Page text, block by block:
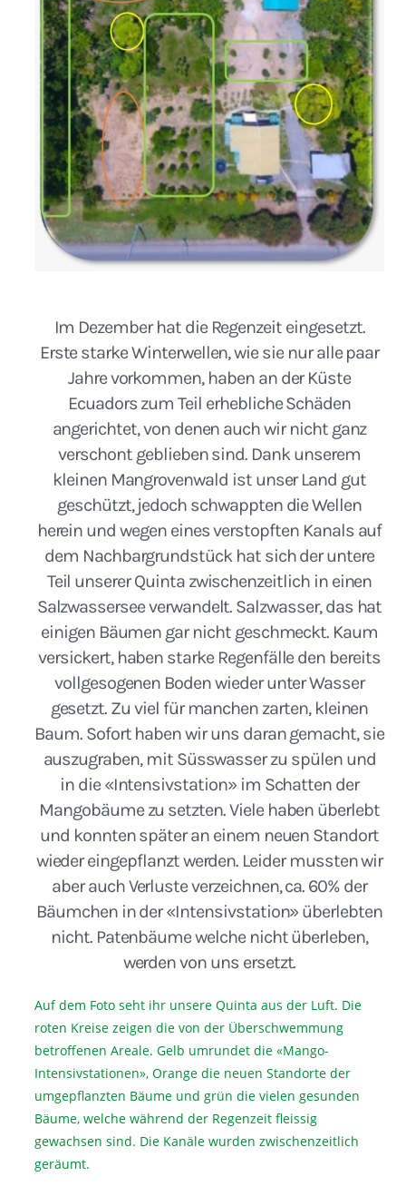
Im Dezember hat die Regenzeit eingesetzt.
Erste starke Winterwellen, wie sie nur alle paar
Jahre vorkommen, haben an der Küste
Ecuadors zum Teil erhebliche Schäden
angerichtet, von denen auch wir nicht ganz
verschont geblieben sind. Dank unserem
kleinen Mangrovenwald ist unser Land gut
geschützt, jedoch schwappten die Wellen
herein und wegen eines verstopften Kanals auf
dem Nachbargrundstück hat sich der untere
Teil unserer Quinta zwischenzeitlich in einen
Salzwassersee verwandelt. Salzwasser, das hat
einigen Bäumen gar nicht geschmeckt. Kaum
versickert, haben starke Regenfälle den bereits
vollgesogenen Boden wieder unter Wasser
gesetzt. Zu viel für manchen zarten, kleinen
Baum. Sofort haben wir uns daran gemacht, sie
auszugraben, mit Süsswasser zu spülen und
in die «Intensivstation» im Schatten der
Mangobäume zu setzten. Viele haben überlebt
und konnten später an einem neuen Standort
wieder eingepflanzt werden. Leider mussten wir
aber auch Verluste verzeichnen, ca. 60% der
Bäumchen in der «Intensivstation» überlebten
nicht. Patenbäume welche nicht überleben,
werden von uns ersetzt.
Auf dem Foto seht ihr unsere Quinta aus der Luft. Die
roten Kreise zeigen die von der Überschwemmung
betroffenen Areale. Gelb umrundet die «Mango-
Intensivstationen», Orange die neuen Standorte der
umgepflanzten Bäume und grün die vielen gesunden
Bäume, welche während der Regenzeit fleissig
gewachsen sind. Die Kanäle wurden zwischenzeitlich
geräumt.